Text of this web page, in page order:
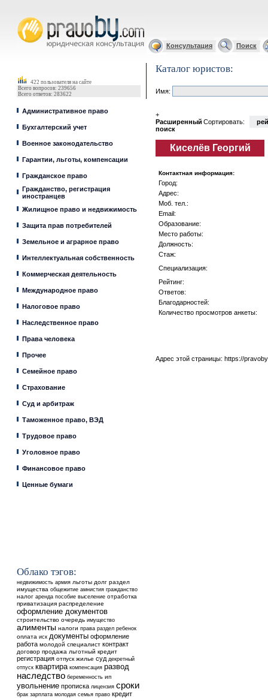
Консультация Поиск
422 пользователя на сайте
Всего вопросов: 239656
Всего ответов: 283622
Административное право
Бухгалтерский учет
Военное законодательство
Гарантии, льготы, компенсации
Гражданское право
Гражданство, регистрация
иностранцев
Жилищное право и недвижимость
Защита прав потребителей
Земельное и аграрное право
Интеллектуальная собственность
Коммерческая деятельность
Международное право
Налоговое право
Наследственное право
Права человека
Прочее
Семейное право
Страхование
Суд и арбитраж
Таможенное право, ВЭД
Трудовое право
Уголовное право
Финансовое право
Ценные бумаги
Облако тэгов:
недвижимость армия льготы долг раздел
имущества общежитие амнистия гражданство
налог аренда пособие выселение отработка
приватизация распределение
оформление документов
строительство очередь имущество
алименты налоги права раздел ребенок
оплата иск документы оформление
работа молодой специалист контракт
договор продажа льготный кредит
регистрация отпуск жилье суд декретный
отпуск квартира компенсация развод
наследство беременность ип
увольнение прописка лицензия сроки
брак зарплата молодая семья право кредит
Каталог юристов:
Имя:
+
Расширенный
поиск
Сортировать:
Киселёв Георгий
Контактная информация:
Город:
Адрес:
Моб. тел.:
Email:
Образование:
Место работы:
Должность:
Стаж:
Специализация:
Рейтинг:
Ответов:
Благодарностей:
Количество просмотров анкеты:
Адрес этой страницы: https://